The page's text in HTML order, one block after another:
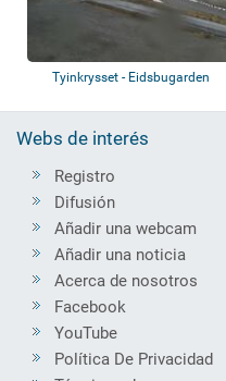
Tyinkrysset - Eidsbugarden
Webs de interés
Registro
Difusión
Añadir una webcam
Añadir una noticia
Acerca de nosotros
Facebook
YouTube
Política De Privacidad